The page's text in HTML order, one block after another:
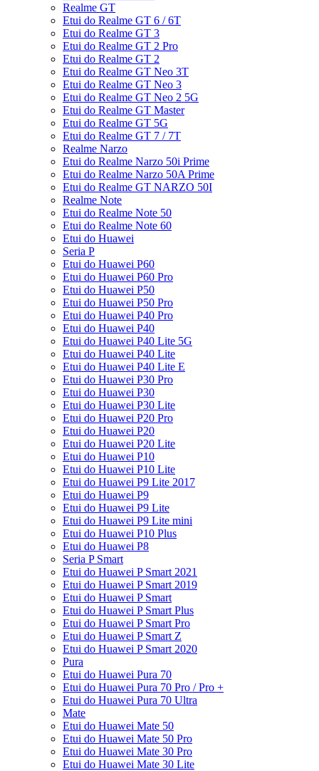
Realme GT
Etui do Realme GT 6 / 6T
Etui do Realme GT 3
Etui do Realme GT 2 Pro
Etui do Realme GT 2
Etui do Realme GT Neo 3T
Etui do Realme GT Neo 3
Etui do Realme GT Neo 2 5G
Etui do Realme GT Master
Etui do Realme GT 5G
Etui do Realme GT 7 / 7T
Realme Narzo
Etui do Realme Narzo 50i Prime
Etui do Realme Narzo 50A Prime
Etui do Realme GT NARZO 50I
Realme Note
Etui do Realme Note 50
Etui do Realme Note 60
Etui do Huawei
Seria P
Etui do Huawei P60
Etui do Huawei P60 Pro
Etui do Huawei P50
Etui do Huawei P50 Pro
Etui do Huawei P40 Pro
Etui do Huawei P40
Etui do Huawei P40 Lite 5G
Etui do Huawei P40 Lite
Etui do Huawei P40 Lite E
Etui do Huawei P30 Pro
Etui do Huawei P30
Etui do Huawei P30 Lite
Etui do Huawei P20 Pro
Etui do Huawei P20
Etui do Huawei P20 Lite
Etui do Huawei P10
Etui do Huawei P10 Lite
Etui do Huawei P9 Lite 2017
Etui do Huawei P9
Etui do Huawei P9 Lite
Etui do Huawei P9 Lite mini
Etui do Huawei P10 Plus
Etui do Huawei P8
Seria P Smart
Etui do Huawei P Smart 2021
Etui do Huawei P Smart 2019
Etui do Huawei P Smart
Etui do Huawei P Smart Plus
Etui do Huawei P Smart Pro
Etui do Huawei P Smart Z
Etui do Huawei P Smart 2020
Pura
Etui do Huawei Pura 70
Etui do Huawei Pura 70 Pro / Pro +
Etui do Huawei Pura 70 Ultra
Mate
Etui do Huawei Mate 50
Etui do Huawei Mate 50 Pro
Etui do Huawei Mate 30 Pro
Etui do Huawei Mate 30 Lite